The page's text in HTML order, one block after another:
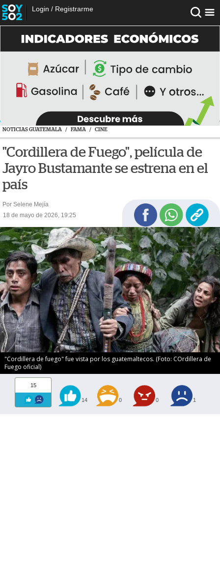
Login / Registrarme
NOTICIAS GUATEMALA / FAMA / CINE
"Cordillera de Fuego", película de
Jayro Bustamante se estrena en el
país
Por Selene Mejía
18 de mayo de 2026, 19:25
"Cordillera de fuego" fue vista por los guatemaltecos. (Foto: COrdillera de
Fuego oficial)
15
14 0 0 1